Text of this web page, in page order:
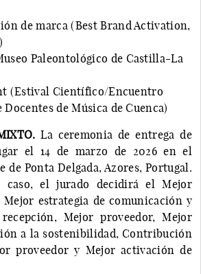
de marca (Best Brand Activation,
Paleontológico de Castilla-La
(Estival Científico/Encuentro
de Música de Cuenca)
La ceremonia de entrega de
el 14 de marzo de 2026 en el
de Ponta Delgada, Azores, Portugal.
el jurado decidirá el Mejor
estrategia de comunicación y
Mejor proveedor, Mejor
a la sostenibilidad, Contribución
proveedor y Mejor activación de